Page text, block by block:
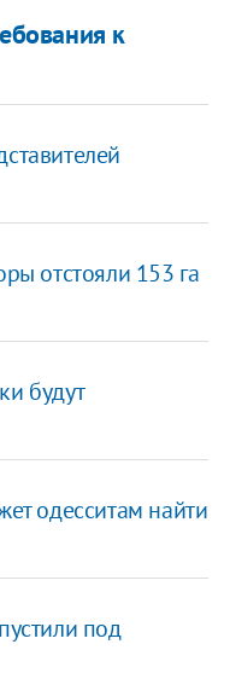
к
отстояли 153 га
будут
одесситам найти
под